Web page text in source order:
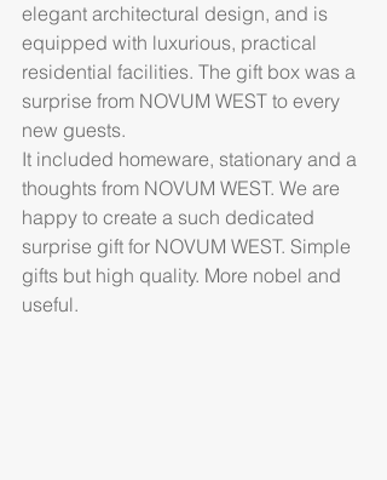
elegant architectural design, and is
equipped with luxurious, practical
residential facilities. The gift box was a
surprise from NOVUM WEST to every
new guests.
It included homeware, stationary and a
thoughts from NOVUM WEST. We are
happy to create a such dedicated
surprise gift for NOVUM WEST. Simple
gifts but high quality. More nobel and
useful.